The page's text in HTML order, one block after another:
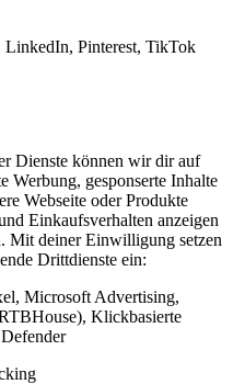
Pinterest, TikTok
Dienste können wir dir auf
Werbung, gesponserte Inhalte
Webseite oder Produkte
Einkaufsverhalten anzeigen
Mit deiner Einwilligung setzen
Drittdienste ein:
Microsoft Advertising,
Klickbasierte